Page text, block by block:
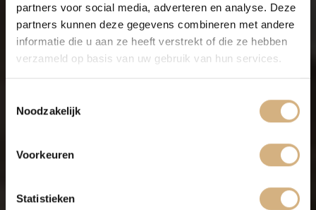
partners voor social media, adverteren en analyse. Deze
partners kunnen deze gegevens combineren met andere
informatie die u aan ze heeft verstrekt of die ze hebben
verzameld op basis van uw gebruik van hun services.
Noodzakelijk
Voorkeuren
Statistieken